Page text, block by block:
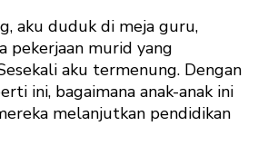
aku duduk di meja guru,
pekerjaan murid yang
aku termenung. Dengan
ini, bagaimana anak-anak ini
melanjutkan pendidikan